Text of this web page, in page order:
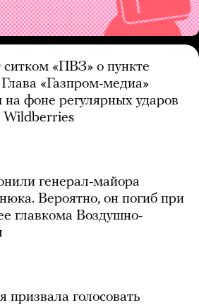
«ПВЗ» о пункте
«Газпром-медиа»
фоне регулярных ударов
генерал-майора
Вероятно, он погиб при
главкома Воздушно-
голосовать